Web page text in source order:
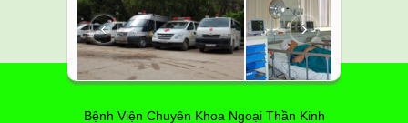
‹ ›
Bệnh Viện Chuyên Khoa Ngoại Thần Kinh